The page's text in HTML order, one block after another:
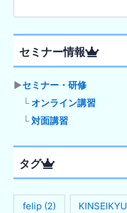
セミナー情報
▶セミナー・研修
└オンライン講習
└対面講習
タグ
felip (2) KINSEIKYU